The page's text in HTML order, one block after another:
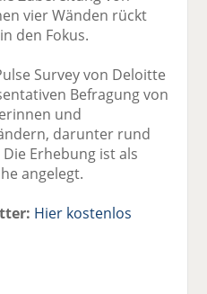
vier Wänden rückt
den Fokus.
Survey von Deloitte
Befragung von
und
darunter rund
Erhebung ist als
angelegt.
Hier kostenlos